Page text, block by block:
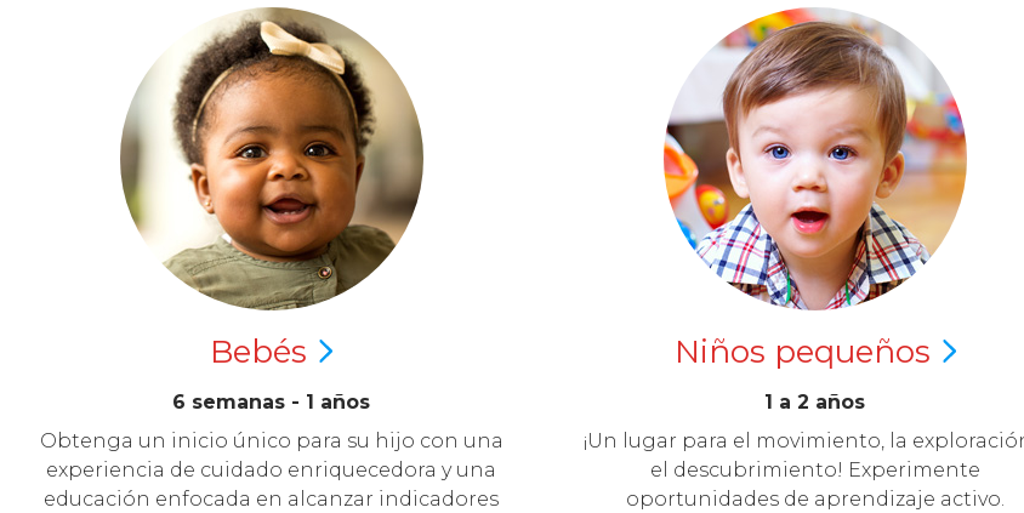
Bebés
6 semanas - 1 años
Obtenga un inicio único para su hijo con una
experiencia de cuidado enriquecedora y una
educación enfocada en alcanzar indicadores
Niños pequeños
1 a 2 años
¡Un lugar para el movimiento, la
el descubrimiento! Experimente
oportunidades de aprendizaje activo.